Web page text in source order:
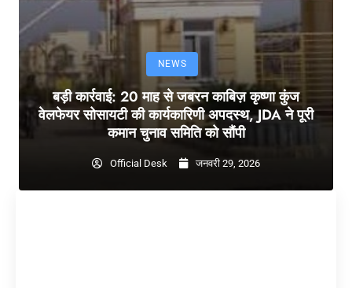
NEWS
बड़ी कार्रवाई: 20 माह से जबरन काबिज़ कृष्णा कुंज
वेलफेयर सोसायटी की कार्यकारिणी अपदस्थ, JDA ने पूरी
कमान चुनाव समिति को सौंपी
Official Desk जनवरी 29, 2026